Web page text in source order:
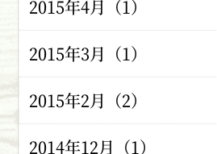
2015年4月（1）
2015年3月（1）
2015年2月（2）
2014年12月（1）